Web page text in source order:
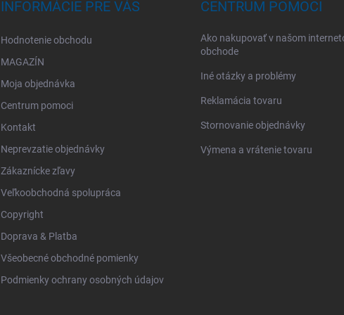
INFORMÁCIE PRE VÁS
Hodnotenie obchodu
MAGAZÍN
Moja objednávka
Centrum pomoci
Kontakt
Neprevzatie objednávky
Zákaznícke zľavy
Veľkoobchodná spolupráca
Copyright
Doprava & Platba
Všeobecné obchodné pomienky
Podmienky ochrany osobných údajov
CENTRUM POMOCI
Ako nakupovať v našom
obchode
Iné otázky a problémy
Reklamácia tovaru
Stornovanie objednávky
Výmena a vrátenie tovaru